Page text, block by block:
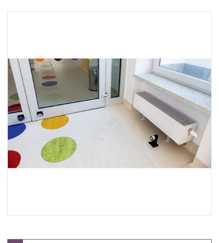
Cena netto [zł]:
2035
Moc dla parametrów 55/45/20°C [W]:1922
Gdzie kupić?